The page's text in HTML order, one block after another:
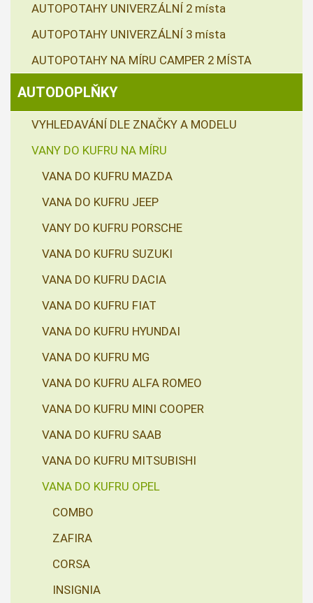
AUTOPOTAHY UNIVERZÁLNÍ 2 místa
AUTOPOTAHY UNIVERZÁLNÍ 3 místa
AUTOPOTAHY NA MÍRU CAMPER 2 MÍSTA
AUTODOPLŇKY
VYHLEDAVÁNÍ DLE ZNAČKY A MODELU
VANY DO KUFRU NA MÍRU
VANA DO KUFRU MAZDA
VANA DO KUFRU JEEP
VANY DO KUFRU PORSCHE
VANA DO KUFRU SUZUKI
VANA DO KUFRU DACIA
VANA DO KUFRU FIAT
VANA DO KUFRU HYUNDAI
VANA DO KUFRU MG
VANA DO KUFRU ALFA ROMEO
VANA DO KUFRU MINI COOPER
VANA DO KUFRU SAAB
VANA DO KUFRU MITSUBISHI
VANA DO KUFRU OPEL
COMBO
ZAFIRA
CORSA
INSIGNIA